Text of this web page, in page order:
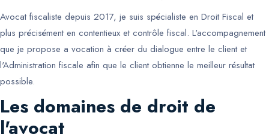
Avocat fiscaliste depuis 2017, je suis spécialiste en Droit Fiscal et
plus précisément en contentieux et contrôle fiscal. L'accompagnement
que je propose a vocation à créer du dialogue entre le client et
l'Administration fiscale afin que le client obtienne le meilleur résultat
possible.
Les domaines de droit de
l'avocat